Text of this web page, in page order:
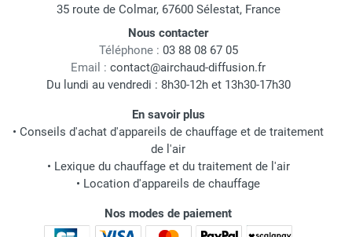
35 route de Colmar, 67600 Sélestat, France
Nous contacter
Téléphone : 03 88 08 67 05
Email : contact@airchaud-diffusion.fr
Du lundi au vendredi : 8h30-12h et 13h30-17h30
En savoir plus
• Conseils d'achat d'appareils de chauffage et de traitement
de l'air
• Lexique du chauffage et du traitement de l'air
• Location d'appareils de chauffage
Nos modes de paiement